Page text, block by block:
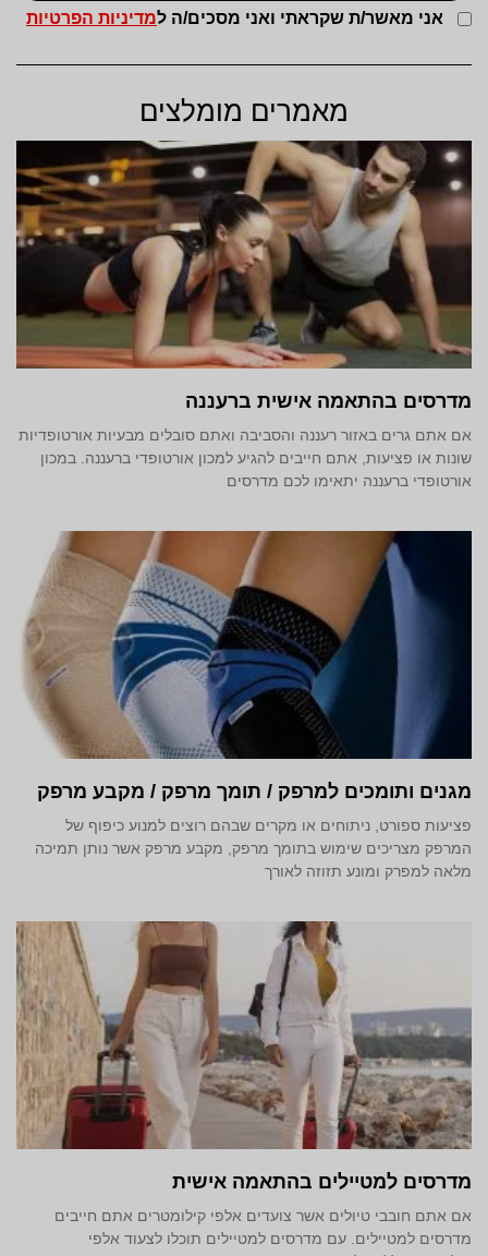
אני מאשר/ת שקראתי ואני מסכים/ה למדיניות הפרטיות
מאמרים מומלצים
מדרסים בהתאמה אישית ברעננה
אם אתם גרים באזור רעננה והסביבה ואתם סובלים מבעיות אורטופדיות
שונות או פציעות, אתם חייבים להגיע למכון אורטופדי ברעננה. במכון
אורטופדי ברעננה יתאימו לכם מדרסים
מגנים ותומכים למרפק / תומך מרפק / מקבע מרפק
פציעות ספורט, ניתוחים או מקרים שבהם רוצים למנוע כיפוף של
המרפק מצריכים שימוש בתומך מרפק, מקבע מרפק אשר נותן תמיכה
מלאה למפרק ומונע תזוזה לאורך
מדרסים למטיילים בהתאמה אישית
אם אתם חובבי טיולים אשר צועדים אלפי קילומטרים אתם חייבים
מדרסים למטיילים. עם מדרסים למטיילים תוכלו לצעוד אלפי